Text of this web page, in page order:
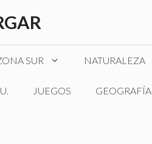
SUR NATURALEZA
JUEGOS GEOGRAFÍA